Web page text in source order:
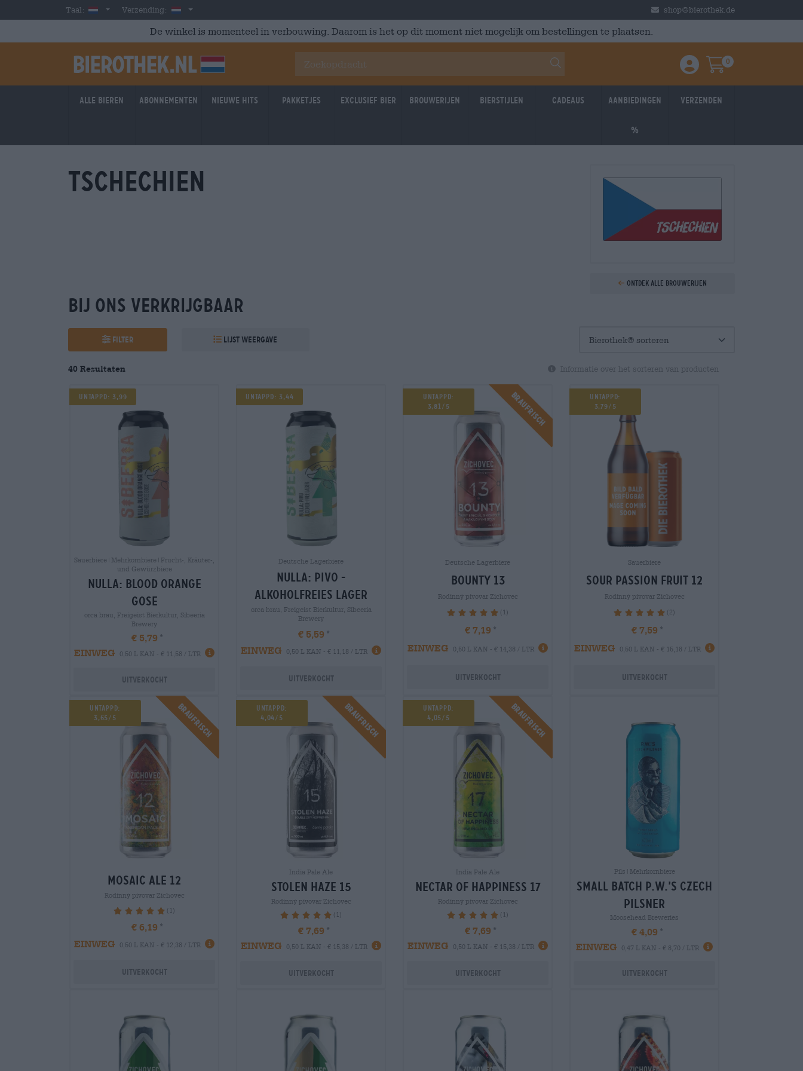
Skip to main content
Taal: DutchVerzending: Nederland shop@bierothek.de
De winkel is momenteel in verbouwing. Daarom is het op dit moment niet mogelijk om bestellingen te plaatsen.
Einloggen / Anmelden
Warenkorb
0
Alle bieren Abonnementen Nieuwe hits Pakketjes Exclusief Bier Brouwerijen Bierstijlen Cadeaus Aanbiedingen
%
Verzenden
Tschechien
Ontdek alle brouwerijen
Bij ons verkrijgbaar
Filter Lijst weergave
40 Resultaten Informatie over het sorteren van producten
Untappd: 3,99
Sauerbiere|Mehrkornbiere|Frucht-, Kräuter-,
und Gewürzbiere
nulla: blood orange
gose
orca brau, Freigeist Bierkultur, Sibeeria
Brewery
€ 5,79
EINWEG
0,50 L KAN - € 11,58 / LTR
Uitverkocht
Untappd: 3,44
Deutsche Lagerbiere
nulla: pivo -
alkoholfreies lager
orca brau, Freigeist Bierkultur, Sibeeria
Brewery
€ 5,59
EINWEG
0,50 L KAN - € 11,18 / LTR
Uitverkocht
Braufrisch
Untappd:
3,81/5
Deutsche Lagerbiere
bounty 13
Rodinný pivovar Zichovec
100% (1)
€ 7,19
EINWEG
0,50 L KAN - € 14,38 / LTR
Uitverkocht
Untappd:
3,79/5
Sauerbiere
sour passion fruit 12
Rodinný pivovar Zichovec
100% (2)
€ 7,59
EINWEG
0,50 L KAN - € 15,18 / LTR
Uitverkocht
Braufrisch
Untappd:
3,65/5
mosaic ale 12
Rodinný pivovar Zichovec
100% (1)
€ 6,19
EINWEG
0,50 L KAN - € 12,38 / LTR
Uitverkocht
Braufrisch
Untappd:
4,04/5
India Pale Ale
stolen haze 15
Rodinný pivovar Zichovec
100% (1)
€ 7,69
EINWEG
0,50 L KAN - € 15,38 / LTR
Uitverkocht
Braufrisch
Untappd:
4,05/5
India Pale Ale
nectar of happiness 17
Rodinný pivovar Zichovec
100% (1)
€ 7,69
EINWEG
0,50 L KAN - € 15,38 / LTR
Uitverkocht
Pils|Mehrkornbiere
small batch p.w.’s czech
pilsner
Moosehead Breweries
€ 4,09
EINWEG
0,47 L KAN - € 8,70 / LTR
Uitverkocht